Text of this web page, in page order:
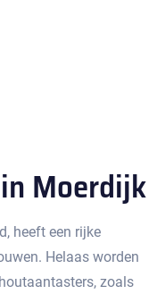
Moerdijk
heeft een rijke
Helaas worden
zoals